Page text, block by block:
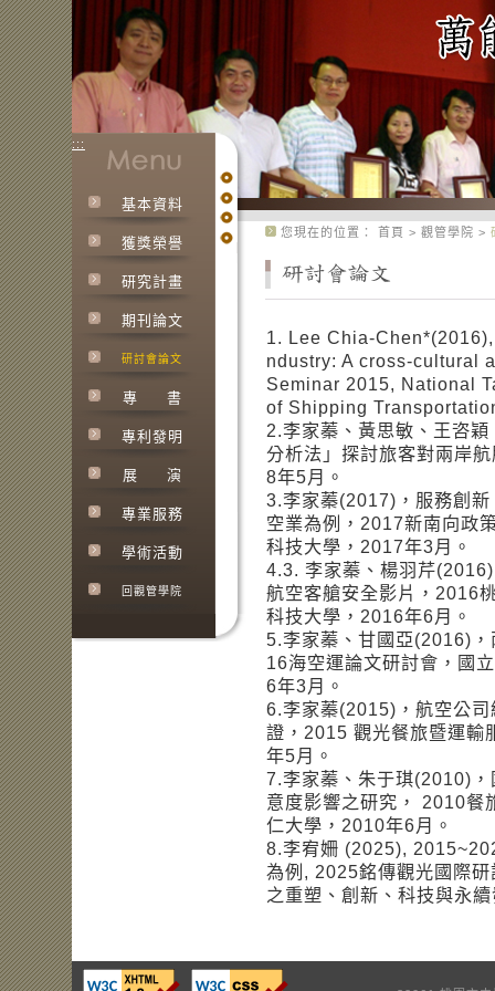
:::
基本資料
獲獎榮譽
研究計畫
期刊論文
研討會論文
專 書
專利發明
展 演
專業服務
學術活動
回觀管學院
您現在的位置： 首頁 > 觀管學院 >
1. Lee Chia-
ndustry: A cross-cultural
Seminar 2015, National
of Shipping
2.李家蓁、黃思敏、王咨
分析法」探討旅客對兩岸
8年5月。
3.李家蓁(2017)，服務創
空業為例，2017新南向政
科技大學，2017年3月。
4.3. 李家蓁、楊羽芹
航空客艙安全影片，2016
科技大學，2016年6月。
5.李家蓁、甘國亞(2016)
16海空運論文研討會，國
6年3月。
6.李家蓁(2015)，航空公
證，2015 觀光餐旅暨運輸
年5月。
7.李家蓁、朱于琪(2010)
意度影響之研究， 2010餐
仁大學，2010年6月。
8.李宥姍 (2025),
為例, 2025銘傳觀光國際
之重塑、創新、科技與永